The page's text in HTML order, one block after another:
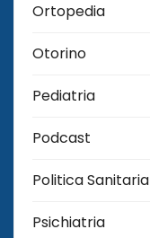
Ortopedia
Otorino
Pediatria
Podcast
Politica Sanitaria
Psichiatria